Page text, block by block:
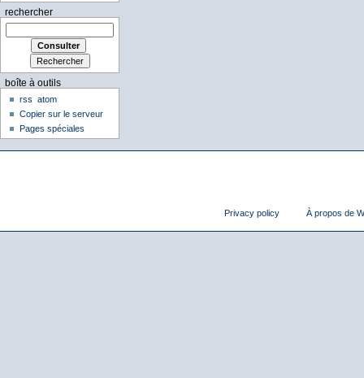
rechercher
boîte à outils
rss
atom
Copier sur le serveur
Pages spéciales
Privacy policy À propos de